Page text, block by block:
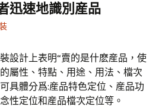
迅速地識別産品
設計上表明“賣的是什麽産品，使
屬性、特點、用途、用法、檔次
具體分爲:産品特色定位、産品功
性定位和産品檔次定位等。